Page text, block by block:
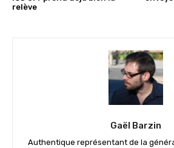
relève
Gaël Barzin
Authentique représentant de la